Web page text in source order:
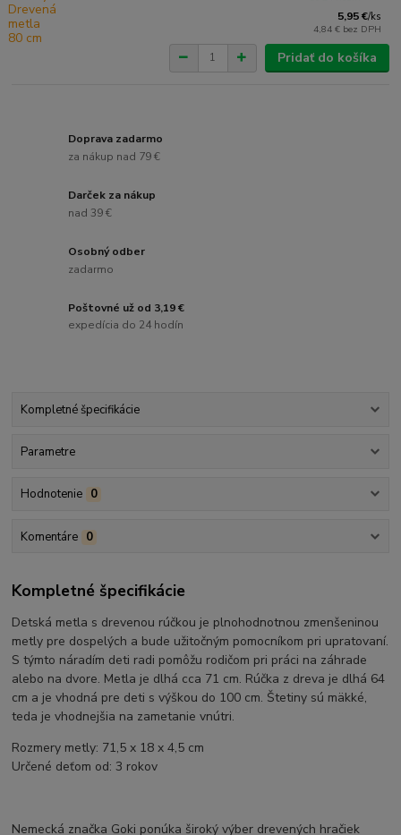
5,95 €/ks
4,84 € bez DPH
Pridať do košíka
Doprava zadarmo
za nákup nad 79 €
Darček za nákup
nad 39 €
Osobný odber
zadarmo
Poštovné už od 3,19 €
expedícia do 24 hodín
Kompletné špecifikácie
Parametre
Hodnotenie 0
Komentáre 0
Kompletné špecifikácie
Detská metla s drevenou rúčkou je plnohodnotnou zmenšeninou
metly pre dospelých a bude užitočným pomocníkom pri upratovaní.
S týmto náradím deti radi pomôžu rodičom pri práci na záhrade
alebo na dvore. Metla je dlhá cca 71 cm. Rúčka z dreva je dlhá 64
cm a je vhodná pre deti s výškou do 100 cm. Štetiny sú mäkké,
teda je vhodnejšia na zametanie vnútri.
Rozmery metly: 71,5 x 18 x 4,5 cm
Určené deťom od: 3 rokov
Nemecká značka Goki ponúka široký výber drevených hračiek